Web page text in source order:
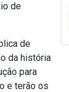
de
de
da história
para
e terão os